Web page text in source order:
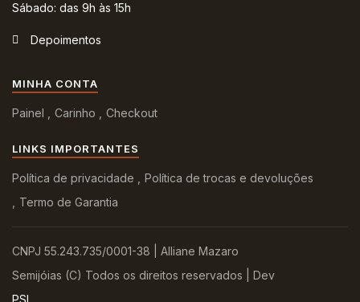
Sábado: das 9h às 15h
Depoimentos
MINHA CONTA
Painel Carinho Checkout
LINKS IMPORTANTES
Política de privacidade
Política de trocas e devoluções
Termo de Garantia
CNPJ 55.243.735/0001-38 | Alliane Mazaro
Semijóias (C) Todos os direitos reservados | Dev